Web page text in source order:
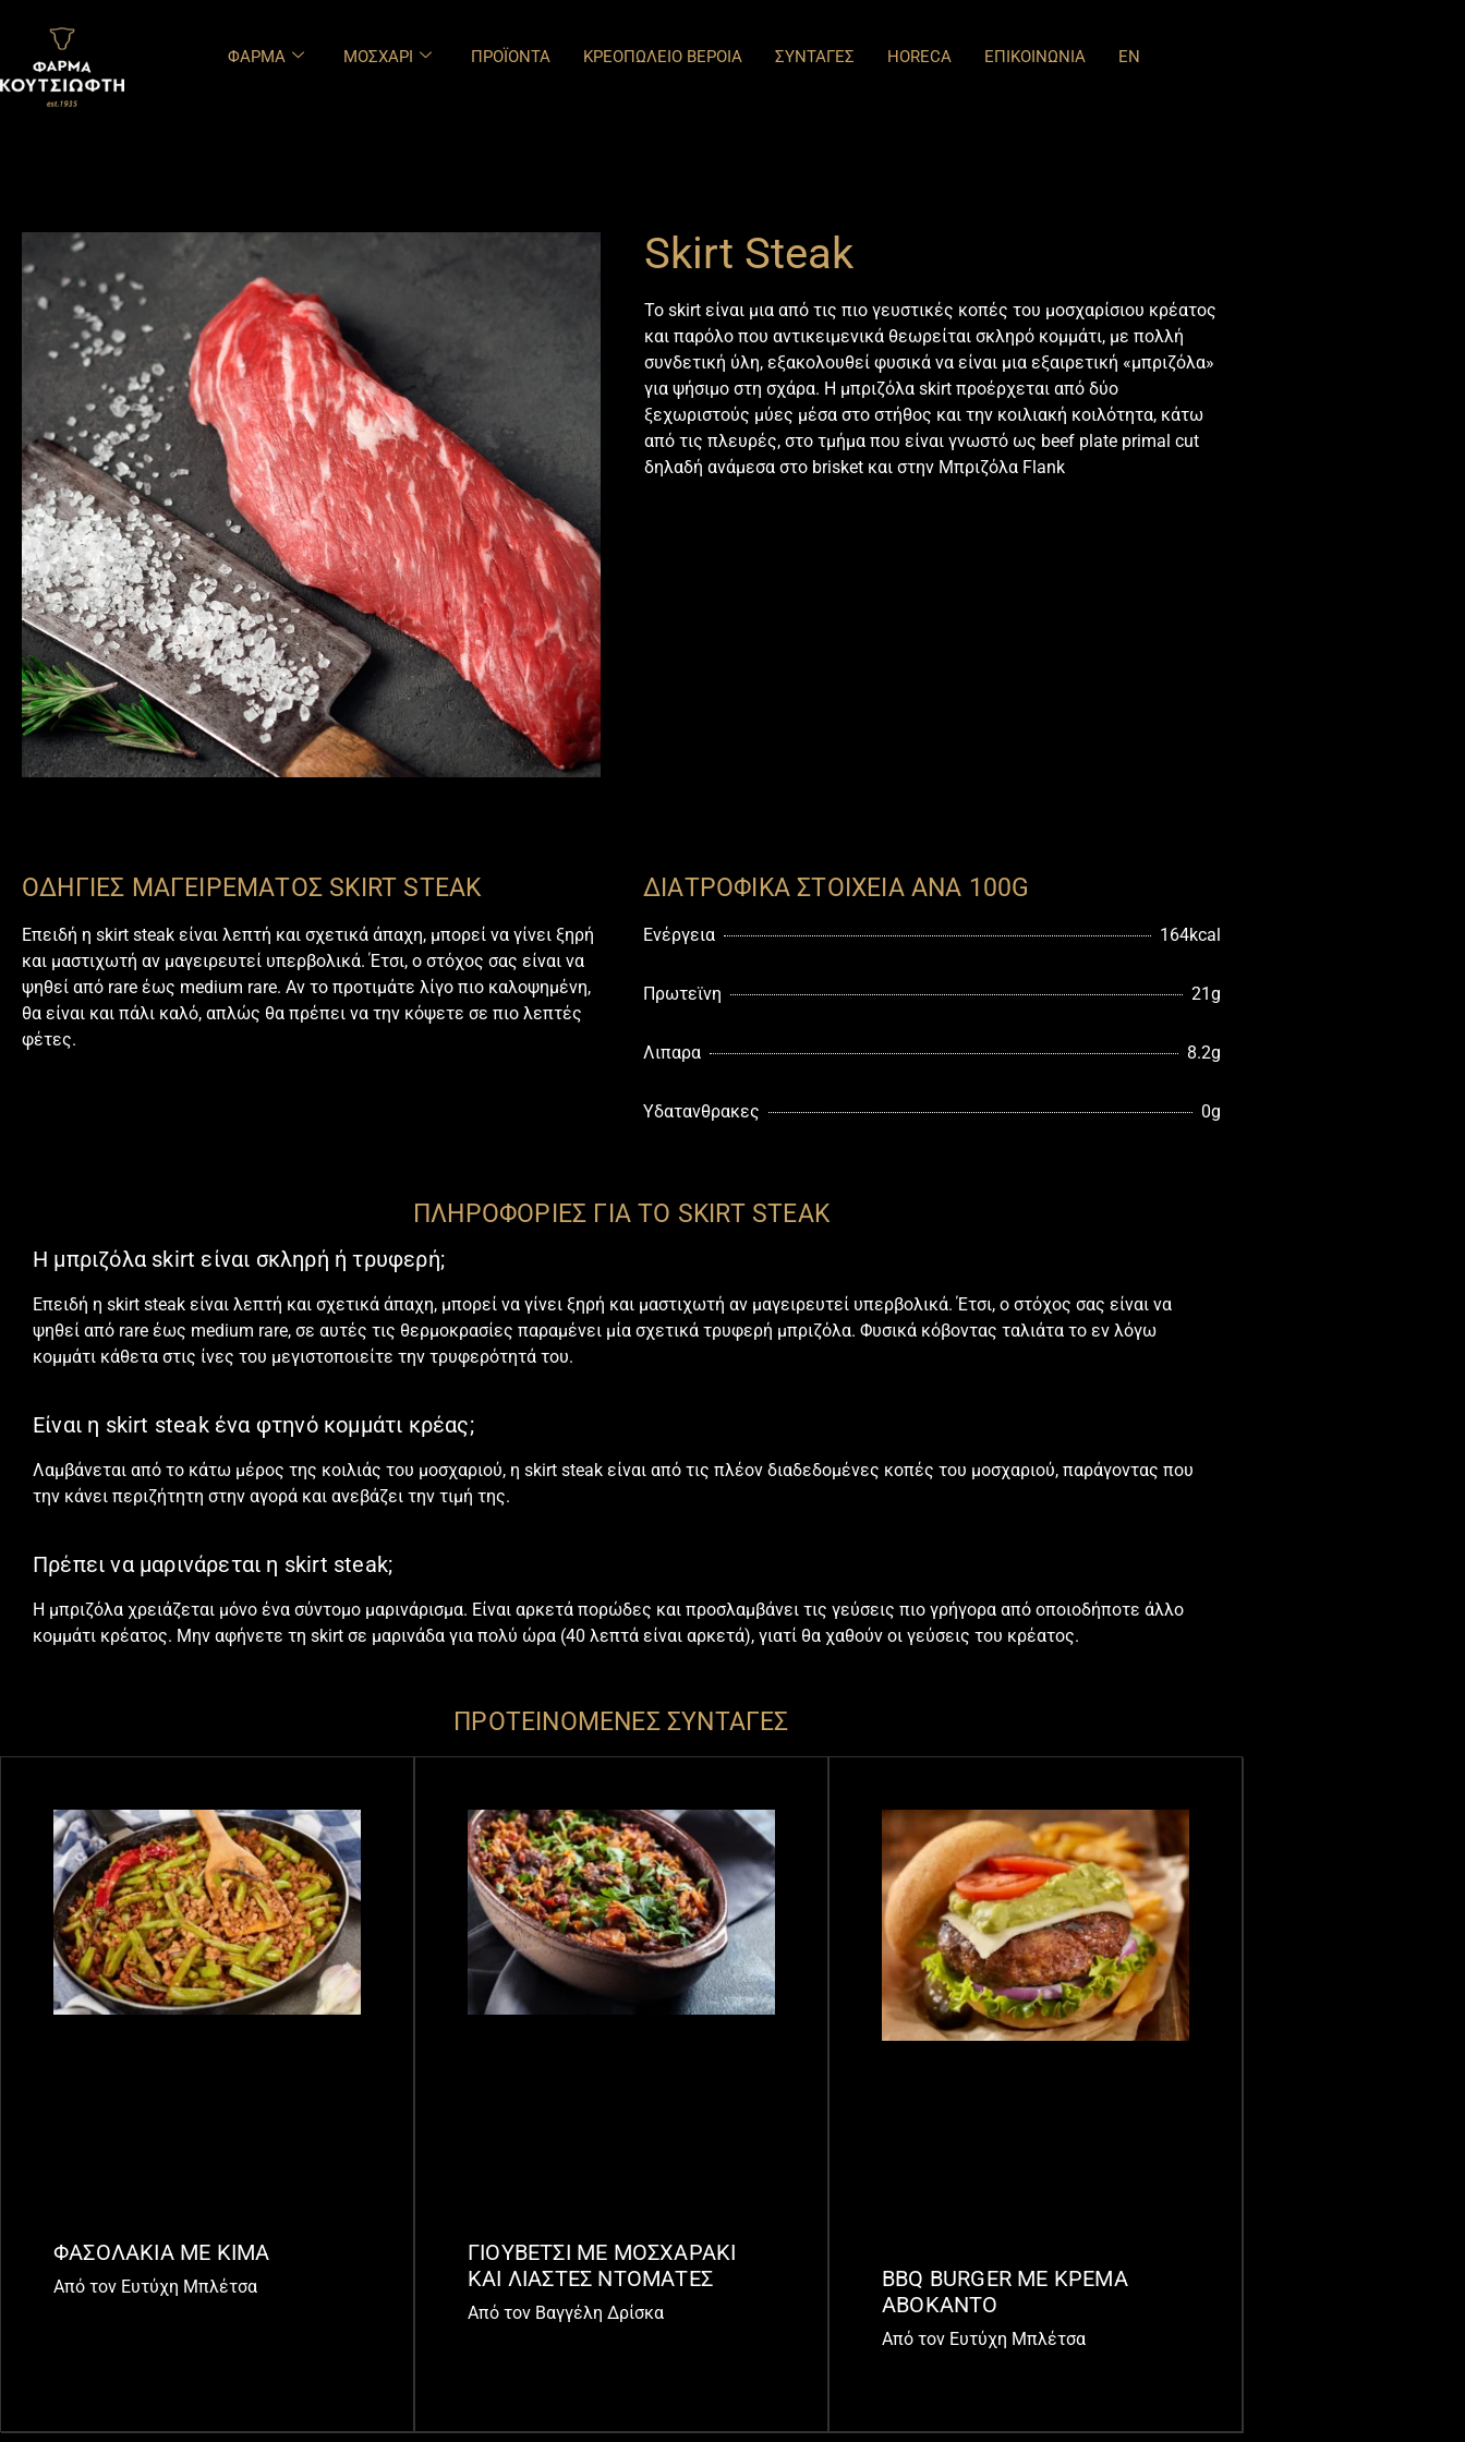
περιεχόμενο
ΦΑΡΜΑ ΜΟΣΧΑΡΙ ΠΡΟΪΟΝΤΑ ΚΡΕΟΠΩΛΕΙΟ ΒΕΡΟΙΑ ΣΥΝΤΑΓΕΣ HORECA ΕΠΙΚΟΙΝΩΝΙΑ EN
Skirt Steak
Το skirt είναι μια από τις πιο γευστικές κοπές του μοσχαρίσιου κρέατος
και παρόλο που αντικειμενικά θεωρείται σκληρό κομμάτι, με πολλή
συνδετική ύλη, εξακολουθεί φυσικά να είναι μια εξαιρετική «μπριζόλα»
για ψήσιμο στη σχάρα. Η μπριζόλα skirt προέρχεται από δύο
ξεχωριστούς μύες μέσα στο στήθος και την κοιλιακή κοιλότητα, κάτω
από τις πλευρές, στο τμήμα που είναι γνωστό ως beef plate primal cut
δηλαδή ανάμεσα στο brisket και στην Μπριζόλα Flank
ΟΔΗΓΙΕΣ ΜΑΓΕΙΡΕΜΑΤΟΣ SKIRT STEAK
Επειδή η skirt steak είναι λεπτή και σχετικά άπαχη, μπορεί να γίνει ξηρή
και μαστιχωτή αν μαγειρευτεί υπερβολικά. Έτσι, ο στόχος σας είναι να
ψηθεί από rare έως medium rare. Αν το προτιμάτε λίγο πιο καλοψημένη,
θα είναι και πάλι καλό, απλώς θα πρέπει να την κόψετε σε πιο λεπτές
φέτες.
ΔΙΑΤΡΟΦΙΚΑ ΣΤΟΙΧΕΙΑ ΑΝΑ 100G
Ενέργεια 164kcal
Πρωτεϊνη 21g
Λιπαρα 8.2g
Υδατανθρακες 0g
ΠΛΗΡΟΦΟΡΙΕΣ ΓΙΑ ΤΟ SKIRT STEAK
Η μπριζόλα skirt είναι σκληρή ή τρυφερή;
Επειδή η skirt steak είναι λεπτή και σχετικά άπαχη, μπορεί να γίνει ξηρή και μαστιχωτή αν μαγειρευτεί υπερβολικά. Έτσι, ο στόχος σας είναι να
ψηθεί από rare έως medium rare, σε αυτές τις θερμοκρασίες παραμένει μία σχετικά τρυφερή μπριζόλα. Φυσικά κόβοντας ταλιάτα το εν λόγω
κομμάτι κάθετα στις ίνες του μεγιστοποιείτε την τρυφερότητά του.
Είναι η skirt steak ένα φτηνό κομμάτι κρέας;
Λαμβάνεται από το κάτω μέρος της κοιλιάς του μοσχαριού, η skirt steak είναι από τις πλέον διαδεδομένες κοπές του μοσχαριού, παράγοντας που
την κάνει περιζήτητη στην αγορά και ανεβάζει την τιμή της.
Πρέπει να μαρινάρεται η skirt steak;
Η μπριζόλα χρειάζεται μόνο ένα σύντομο μαρινάρισμα. Είναι αρκετά πορώδες και προσλαμβάνει τις γεύσεις πιο γρήγορα από οποιοδήποτε άλλο
κομμάτι κρέατος. Μην αφήνετε τη skirt σε μαρινάδα για πολύ ώρα (40 λεπτά είναι αρκετά), γιατί θα χαθούν οι γεύσεις του κρέατος.
ΠΡΟΤΕΙΝΟΜΕΝΕΣ ΣΥΝΤΑΓΕΣ
ΦΑΣΟΛΑΚΙΑ ΜΕ ΚΙΜΑ
Από τον Ευτύχη Μπλέτσα
ΓΙΟΥΒΕΤΣΙ ΜΕ ΜΟΣΧΑΡΑΚΙ
ΚΑΙ ΛΙΑΣΤΕΣ ΝΤΟΜΑΤΕΣ
Από τον Βαγγέλη Δρίσκα
BBQ BURGER ΜΕ ΚΡΕΜΑ
ΑΒΟΚΑΝΤΟ
Από τον Ευτύχη Μπλέτσα